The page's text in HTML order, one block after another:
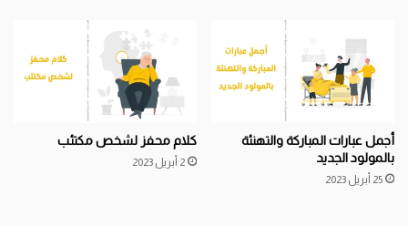
أجمل عبارات المباركة والتهنئة
بالمولود الجديد
25 أبريل 2023
كلام محفز لشخص مكتئب
2 أبريل 2023